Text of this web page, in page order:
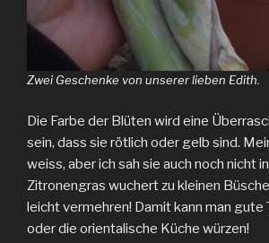
Zwei Geschenke von unserer lieben Edith.
Die Farbe der Blüten wird eine
sein, dass sie rötlich oder gelb sind.
weiss, aber ich sah sie auch noch nicht
Zitronengras wuchert zu kleinen
leicht vermehren! Damit kann man gute
oder die orientalische Küche würzen!